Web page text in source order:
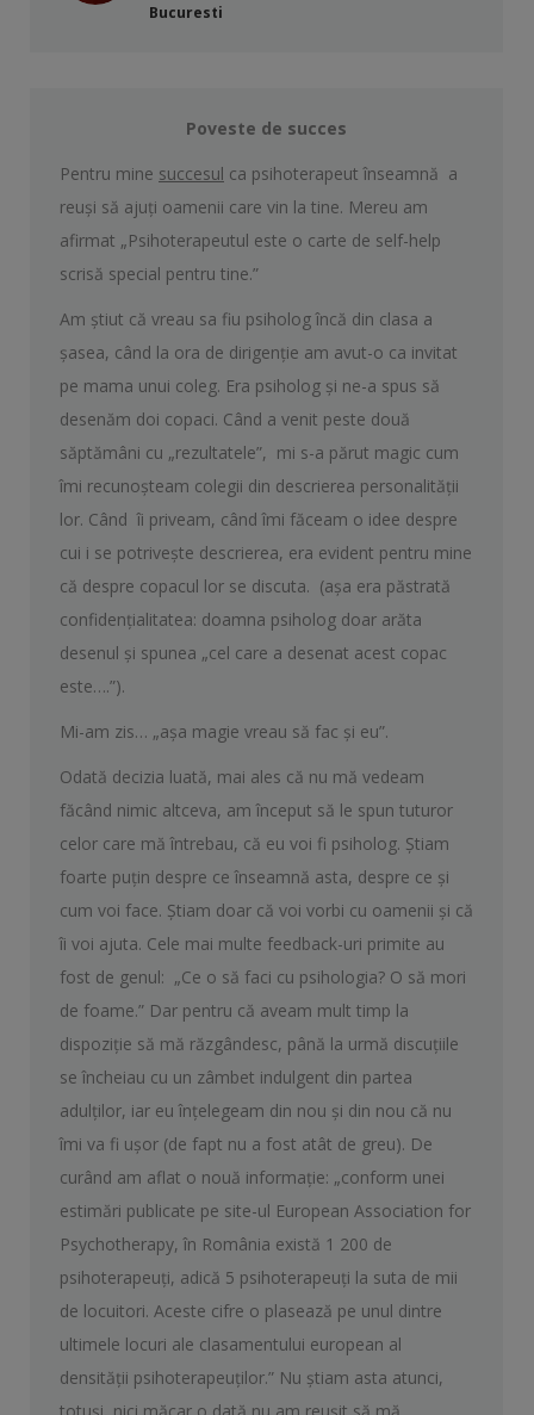
Bucuresti
Poveste de succes
Pentru mine succesul ca psihoterapeut înseamnă a
reuşi să ajuți oamenii care vin la tine. Mereu am
afirmat „Psihoterapeutul este o carte de self-help
scrisă special pentru tine.”
Am ştiut că vreau sa fiu psiholog încă din clasa a
şasea, când la ora de dirigenţie am avut-o ca invitat
pe mama unui coleg. Era psiholog şi ne-a spus să
desenăm doi copaci. Când a venit peste două
săptămâni cu „rezultatele”, mi s-a părut magic cum
îmi recunoşteam colegii din descrierea personalităţii
lor. Când îi priveam, când îmi făceam o idee despre
cui i se potriveşte descrierea, era evident pentru mine
că despre copacul lor se discuta. (aşa era păstrată
confidenţialitatea: doamna psiholog doar arăta
desenul şi spunea „cel care a desenat acest copac
este….”).
Mi-am zis… „aşa magie vreau să fac şi eu”.
Odată decizia luată, mai ales că nu mă vedeam
făcând nimic altceva, am început să le spun tuturor
celor care mă întrebau, că eu voi fi psiholog. Ştiam
foarte puţin despre ce înseamnă asta, despre ce şi
cum voi face. Ştiam doar că voi vorbi cu oamenii şi că
îi voi ajuta. Cele mai multe feedback-uri primite au
fost de genul: „Ce o să faci cu psihologia? O să mori
de foame.” Dar pentru că aveam mult timp la
dispoziţie să mă răzgândesc, până la urmă discuţiile
se încheiau cu un zâmbet indulgent din partea
adulţilor, iar eu înțelegeam din nou şi din nou că nu
îmi va fi uşor (de fapt nu a fost atât de greu). De
curând am aflat o nouă informație: „conform unei
estimări publicate pe site-ul European Association for
Psychotherapy, în România există 1 200 de
psihoterapeuţi, adică 5 psihoterapeuţi la suta de mii
de locuitori. Aceste cifre o plasează pe unul dintre
ultimele locuri ale clasamentului european al
densităţii psihoterapeuţilor.” Nu ştiam asta atunci,